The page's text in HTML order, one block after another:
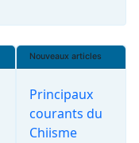
Nouveaux articles
Principaux
courants du
Chiisme